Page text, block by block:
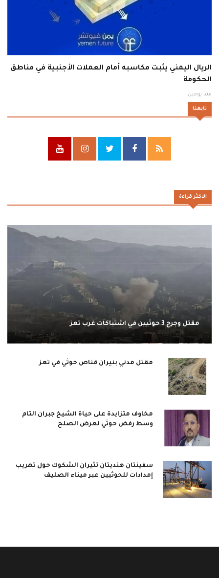
الريال اليمني يثبت مكاسبه أمام العملات الأجنبية في مناطق
الحكومة
منذ يومين
تابعنا
الاكثر قراءة
مقتل وجرح 3 حوثيين في اشتباكات غرب تعز
مقتل مدني بنيران قناص حوثي في تعز
مخاوف متزايدة على حياة الشيخ جبران التام
وسط رفض حوثي لعرض الصلح
سفينتان هنديتان تثيران الشكوك حول تهريب
إمدادات للحوثيين عبر ميناء الصليف